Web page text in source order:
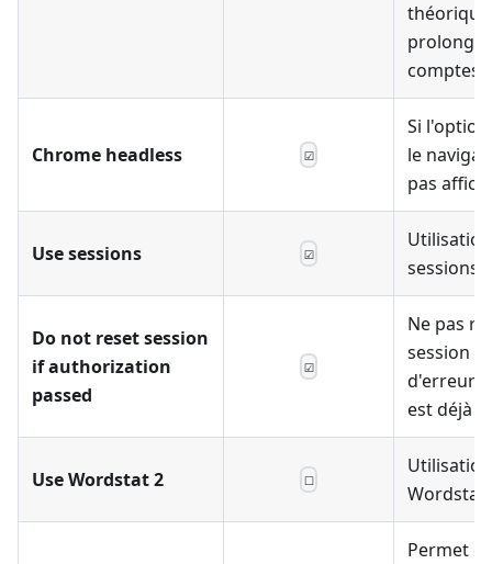
comptes
Chrome headless ☑
Si
le
pas
Use sessions ☑
sessions
Do not reset session
if authorization
passed
☑
Ne pas
session
d'erreurs
est déjà
Use Wordstat 2 ☐
Wordstat
Permet